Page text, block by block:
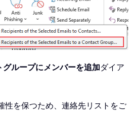
グループにメンバーを追加ダイア
性を保つため、連絡先リストをご